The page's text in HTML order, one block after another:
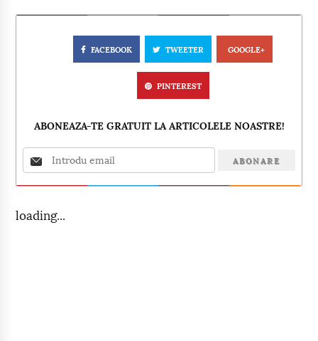
FACEBOOK TWEETER GOOGLE+
PINTEREST
ABONEAZA-TE GRATUIT LA ARTICOLELE NOASTRE!
loading...